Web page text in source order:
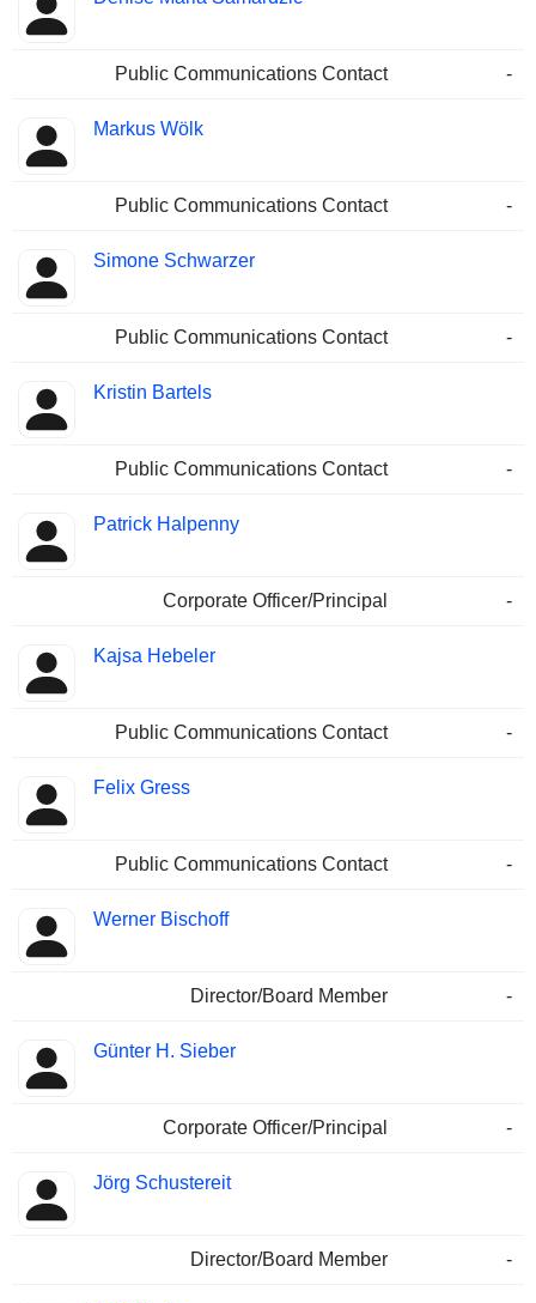
Public Communications Contact -
Markus Wölk
Public Communications Contact -
Simone Schwarzer
Public Communications Contact -
Kristin Bartels
Public Communications Contact -
Patrick Halpenny
Corporate Officer/Principal -
Kajsa Hebeler
Public Communications Contact -
Felix Gress
Public Communications Contact -
Werner Bischoff
Director/Board Member -
Günter H. Sieber
Corporate Officer/Principal -
Jörg Schustereit
Director/Board Member -